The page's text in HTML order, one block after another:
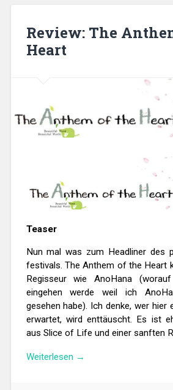
Review: The
Heart
Teaser
Nun mal was zum Headliner des
festivals. The Anthem of the Heart
Regisseur wie AnoHana
eingehen werde weil ich
gesehen habe). Ich denke, wer hier
erwartet, wird enttäuscht. Es ist
aus Slice of Life und einer sanften
Weiterlesen „Review:
→